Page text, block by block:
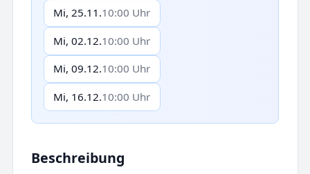
Mi, 25.11.10:00 Uhr
Mi, 02.12.10:00 Uhr
Mi, 09.12.10:00 Uhr
Mi, 16.12.10:00 Uhr
Beschreibung